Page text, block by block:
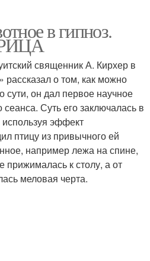
в гипноз.
священник А. Кирхер в
о том, как можно
сути, он дал первое научное
сеанса. Суть его заключалась в
эффект
птицу из привычного ей
например лежа на спине,
прижималась к столу, а от
меловая черта.